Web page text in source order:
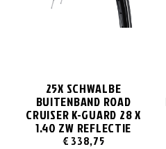
25X SCHWALBE
BUITENBAND ROAD
CRUISER K-GUARD 28 X
1.40 ZW REFLECTIE
€ 338,75